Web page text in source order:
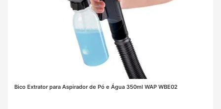
Bico Extrator para Aspirador de Pó e Água 350ml WAP WBE02